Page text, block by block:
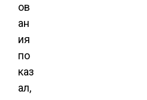
ов
ан
ия
по
каз
ал,